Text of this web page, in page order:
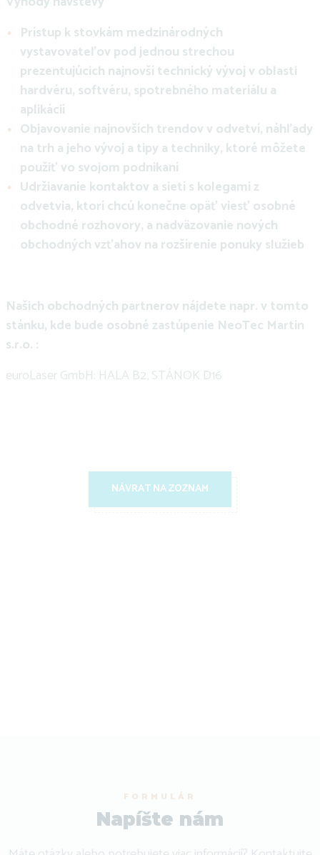
Prístup k stovkám medzinárodných
vystavovateľov pod jednou strechou
prezentujúcich najnovší technický vývoj v oblasti
hardvéru, softvéru, spotrebného materiálu a
aplikácií
Objavovanie najnovších trendov v odvetví, náhľady
na trh a jeho vývoj a tipy a techniky, ktoré môžete
použiť vo svojom podnikaní
Udržiavanie kontaktov a sietí s kolegami z
odvetvia, ktorí chcú konečne opäť viesť osobné
obchodné rozhovory, a nadväzovanie nových
obchodných vzťahov na rozšírenie ponuky služieb
Našich obchodných partnerov nájdete napr. v tomto
stánku, kde bude osobné zastúpenie NeoTec Martin
s.r.o. :
euroLaser GmbH: HALA B2, STÁNOK D16
NÁVRAT NA ZOZNAM
FORMULÁR
Napíšte nám